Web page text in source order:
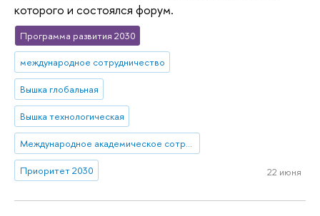
которого и состоялся форум.
Программа развития 2030
международное сотрудничество
Вышка глобальная
Вышка технологическая
Международное академическое сотрудничество
Приоритет 2030 22 июня